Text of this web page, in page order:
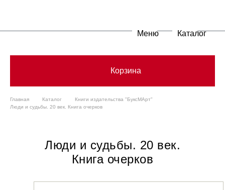
Меню Каталог
Корзина
Главная Каталог
Книги издательства "БуксМАрт"
Люди и судьбы. 20 век. Книга очерков
Люди и судьбы. 20 век.
Книга очерков